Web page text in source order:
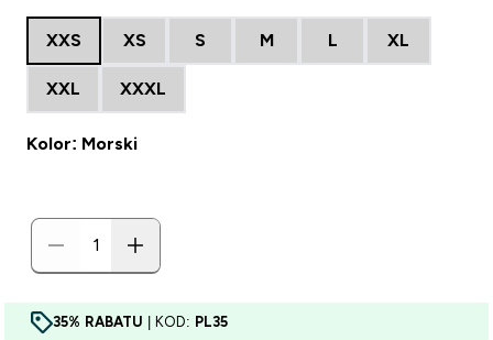
XXS XS S M L XL
XXL XXXL
Kolor: Morski
35% RABATU | KOD: PL35